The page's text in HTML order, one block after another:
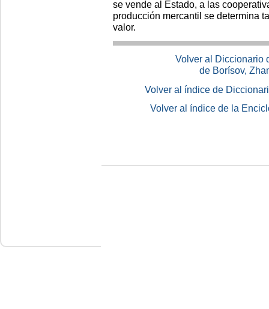
se vende al Estado, a las
producción mercantil se determina
valor.
Volver al Diccionario
de Borísov,
Volver al índice de
Volver al índice de la